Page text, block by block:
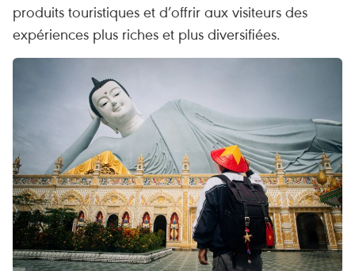
produits touristiques et d’offrir aux visiteurs des
expériences plus riches et plus diversifiées.